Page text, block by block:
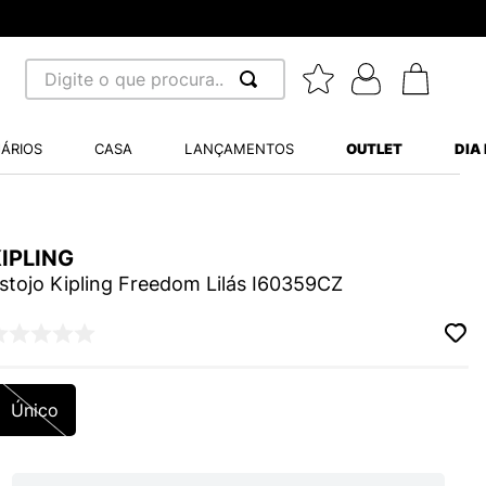
Digite o que procura...
CASA LANÇAMENTOS OUTLET DIA
Kipling Freedom Lilás I60359CZ
Único
BALANCE 530
VANS ULTRARANGE